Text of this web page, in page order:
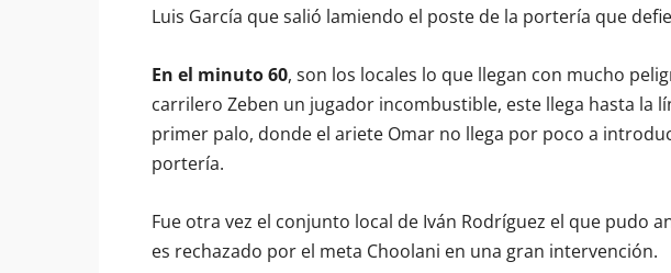
Luis García que salió lamiendo el poste de la portería que
En el minuto 60, son los locales lo que llegan con mucho
carrilero Zeben un jugador incombustible, este llega hasta la
primer palo, donde el ariete Omar no llega por poco a
portería.
Fue otra vez el conjunto local de Iván Rodríguez el que pudo
es rechazado por el meta Choolani en una gran intervención.